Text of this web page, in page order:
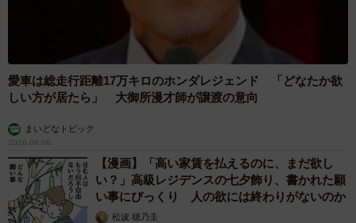
愛車は総走行距離17万キロのホンダレジェンド 「どなたか欲
しい方が居たら」 大御所漫才師が譲渡の意向
まいどなトピック
2026.08.06
【漫画】「高い家賃を払えるのに、まだ欲し
い？」高級レジデンスの七夕飾り、書かれた願
い事にびっくり 人の欲には終わりがないのか
松波 穂乃圭